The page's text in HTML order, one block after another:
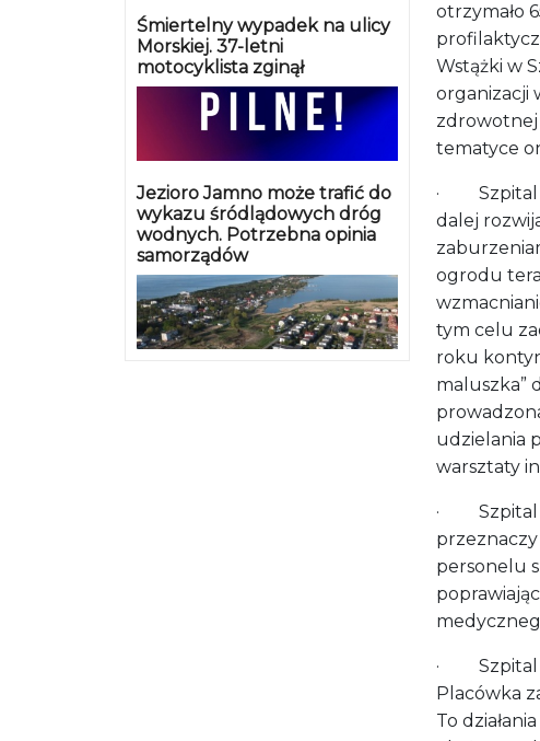
Śmiertelny wypadek na ulicy
Morskiej. 37-letni
motocyklista zginął
Jezioro Jamno może trafić do
wykazu śródlądowych dróg
wodnych. Potrzebna opinia
samorządów
otrzymało
Wstążki w
organizacji
zdrowotnej
tematyce
· Szpital
dalej
ogrodu
tym celu
roku
maluszka”
udzielania
warsztaty
· Szpital
personelu
· Szpital w
Placówka
To